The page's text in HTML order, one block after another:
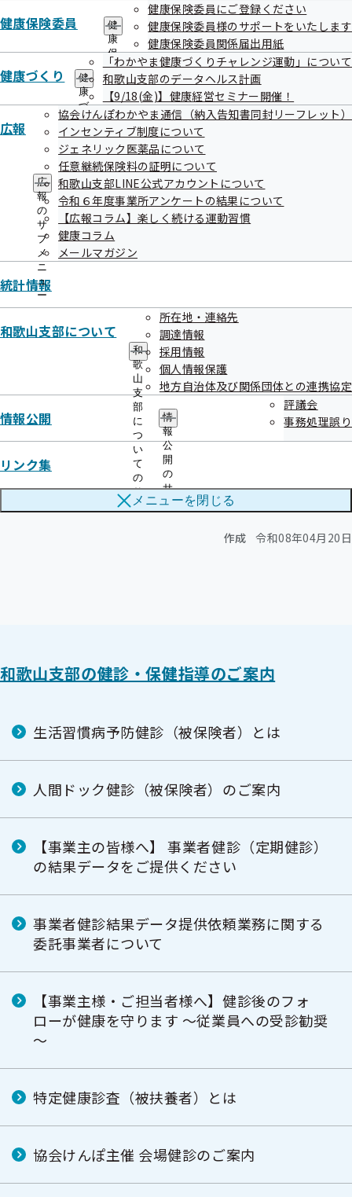
ー
健康保険委員
健
康
保
険
委
員
の
サ
ブ
メ
ニ
ュ
ー
健康保険委員にご登録ください
健康保険委員様のサポートをいたします
健康保険委員関係届出用紙
健康づくり
健
康
づ
く
り
の
サ
ブ
メ
ニ
ュ
ー
「わかやま健康づくりチャレンジ運動」について
和歌山支部のデータヘルス計画
【9/18(金)】健康経営セミナー開催！
広報
広
報
の
サ
ブ
メ
ニ
ュ
ー
協会けんぽわかやま通信（納入告知書同封リーフレット）
インセンティブ制度について
ジェネリック医薬品について
任意継続保険料の証明について
和歌山支部LINE公式アカウントについて
令和６年度事業所アンケートの結果について
【広報コラム】楽しく続ける運動習慣
健康コラム
メールマガジン
統計情報
和歌山支部について
和
歌
山
支
部
に
つ
い
て
の
サ
ブ
所在地・連絡先
調達情報
採用情報
個人情報保護
地方自治体及び関係団体との連携協定
情報公開
情
報
公
開
の
サ
ブ
メ
評議会
事務処理誤り
リンク集
メニューを閉じる
実施機関一覧
実施機関一覧はこちら
作成 令和08年04月20日
和歌山支部の健診・保健指導のご案内
生活習慣病予防健診（被保険者）とは
人間ドック健診（被保険者）のご案内
【事業主の皆様へ】 事業者健診（定期健診）
の結果データをご提供ください
事業者健診結果データ提供依頼業務に関する
委託事業者について
【事業主様・ご担当者様へ】健診後のフォ
ローが健康を守ります ～従業員への受診勧奨
～
特定健康診査（被扶養者）とは
協会けんぽ主催 会場健診のご案内